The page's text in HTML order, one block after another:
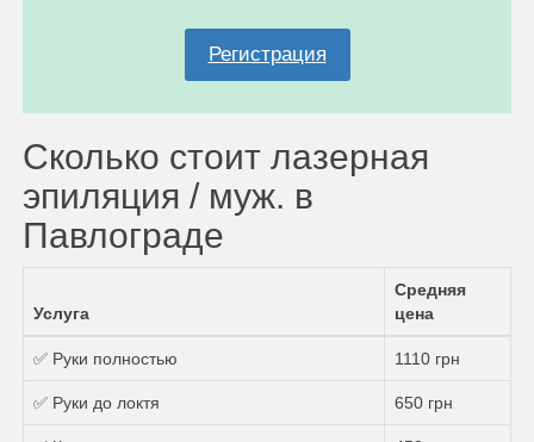
Регистрация
Сколько стоит лазерная
эпиляция / муж. в
Павлограде
Услуга
Средняя
цена
✅ Руки полностью 1110 грн
✅ Руки до локтя 650 грн